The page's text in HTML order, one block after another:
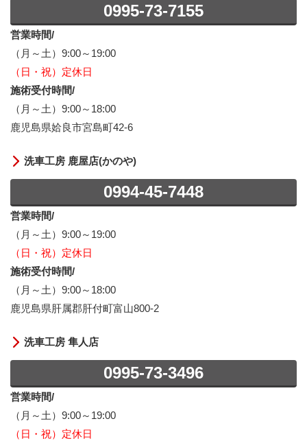
0995-73-7155
営業時間/
（月～土）9:00～19:00
（日・祝）定休日
施術受付時間/
（月～土）9:00～18:00
鹿児島県姶良市宮島町42-6
洗車工房 鹿屋店(かのや)
0994-45-7448
営業時間/
（月～土）9:00～19:00
（日・祝）定休日
施術受付時間/
（月～土）9:00～18:00
鹿児島県肝属郡肝付町富山800-2
洗車工房 隼人店
0995-73-3496
営業時間/
（月～土）9:00～19:00
（日・祝）定休日